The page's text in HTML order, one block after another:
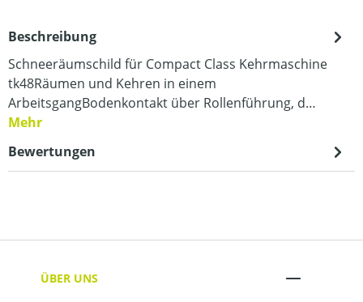
Beschreibung
Schneeräumschild für Compact Class Kehrmaschine
tk48Räumen und Kehren in einem
ArbeitsgangBodenkontakt über Rollenführung, d…
Mehr
Bewertungen
ÜBER UNS